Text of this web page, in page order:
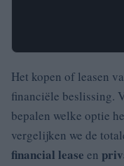
Het kopen of leasen
financiële beslissing.
bepalen welke optie
vergelijken we de
financial lease en